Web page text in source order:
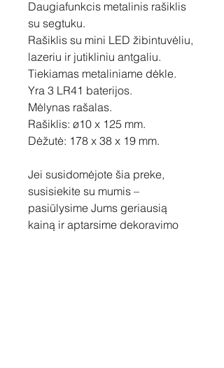
Daugiafunkcis metalinis rašiklis
su segtuku.
Rašiklis su mini LED žibintuvėliu,
lazeriu ir jutikliniu antgaliu.
Tiekiamas metaliniame dėkle.
Yra 3 LR41 baterijos.
Mėlynas rašalas.
Rašiklis: ø10 x 125 mm.
Dėžutė: 178 x 38 x 19 mm.
Jei susidomėjote šia preke,
susisiekite su mumis –
pasiūlysime Jums geriausią
kainą ir aptarsime dekoravimo